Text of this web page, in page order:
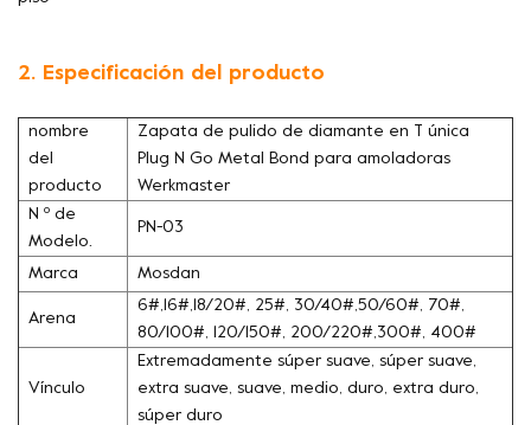
2. Especificación del producto
nombre
del
producto
Zapata de pulido de diamante en T única
Plug N Go Metal Bond para amoladoras
Werkmaster
N º de
Modelo.
PN-03
Marca Mosdan
Arena
6#,16#,18/20#, 25#, 30/40#,50/60#, 70#,
80/100#, 120/150#, 200/220#,300#, 400#
Vínculo
Extremadamente súper suave, súper suave,
extra suave, suave, medio, duro, extra duro,
súper duro